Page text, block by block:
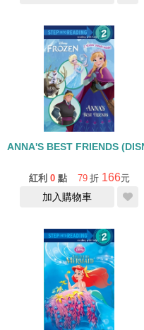
ANNA'S BEST FRIENDS
紅利 0 點 79 折 166元
加入購物車